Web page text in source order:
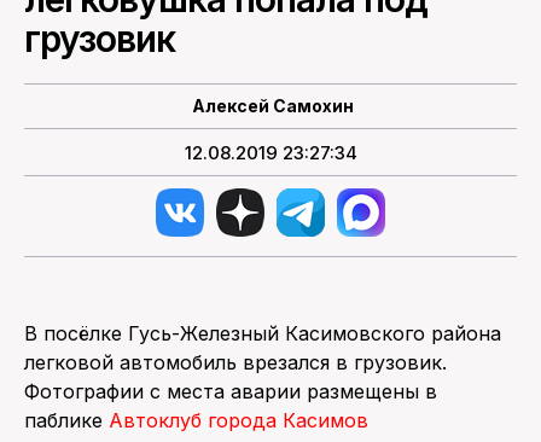
грузовик
Алексей Самохин
12.08.2019 23:27:34
В посёлке Гусь-Железный Касимовского района
легковой автомобиль врезался в грузовик.
Фотографии с места аварии размещены в
паблике Автоклуб города Касимов